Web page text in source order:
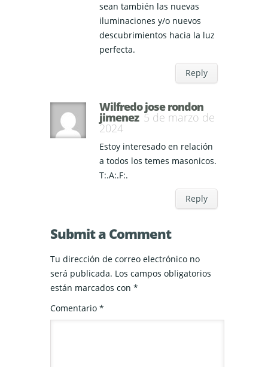
sean también las nuevas
iluminaciones y/o nuevos
descubrimientos hacia la luz
perfecta.
Reply
Wilfredo jose rondon
jimenez 5 de marzo de
2024
Estoy interesado en relación
a todos los temes masonicos.
T:.A:.F:.
Reply
Submit a Comment
Tu dirección de correo electrónico no
será publicada. Los campos obligatorios
están marcados con *
Comentario *